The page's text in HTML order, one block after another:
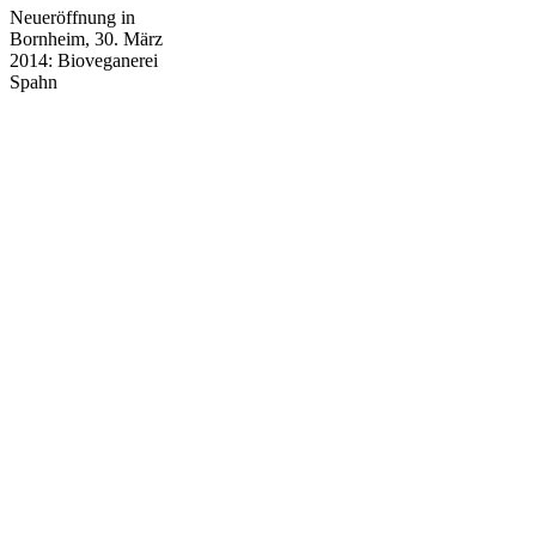
Neueröffnung in
Bornheim, 30. März
2014: Bioveganerei
Spahn